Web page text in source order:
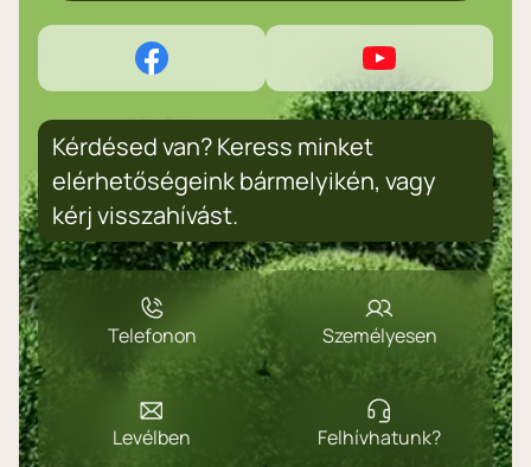
Kérdésed van? Keress minket
elérhetőségeink bármelyikén, vagy
kérj visszahívást.
Telefonon Személyesen
Levélben Felhívhatunk?